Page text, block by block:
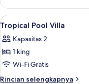
Tropical
Villa
Lihat
semua
foto
untuk
Tropical
Pool
4
Tropical Pool Villa
Kapasitas 2
1 king
Wi-Fi Gratis
Rincian selengkapnya
Rincian